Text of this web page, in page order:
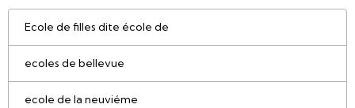
Ecole de filles dite école de
ecoles de bellevue
ecole de la neuviéme